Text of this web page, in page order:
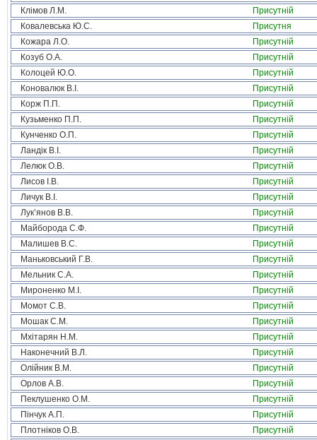
Клімов Л.М.
Присутній
Ковалевська Ю.С.
Присутня
Кожара Л.О.
Присутній
Козуб О.А.
Присутній
Колоцей Ю.О.
Присутній
Коновалюк В.І.
Присутній
Корж П.П.
Присутній
Кузьменко П.П.
Присутній
Кунченко О.П.
Присутній
Ландік В.І.
Присутній
Лелюк О.В.
Присутній
Лисов І.В.
Присутній
Личук В.І.
Присутній
Лук’янов В.В.
Присутній
Майборода С.Ф.
Присутній
Малишев В.С.
Присутній
Маньковський Г.В.
Присутній
Мельник С.А.
Присутній
Мироненко М.І.
Присутній
Момот С.В.
Присутній
Мошак С.М.
Присутній
Мхітарян Н.М.
Присутній
Наконечний В.Л.
Присутній
Олійник В.М.
Присутній
Орлов А.В.
Присутній
Пеклушенко О.М.
Присутній
Пінчук А.П.
Присутній
Плотніков О.В.
Присутній